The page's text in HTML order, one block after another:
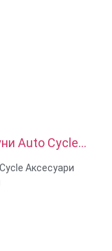
Auto Cycle
Аксесуари